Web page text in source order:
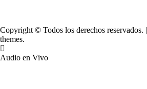
Copyright © Todos los derechos reservados. |
themes.
Audio en Vivo